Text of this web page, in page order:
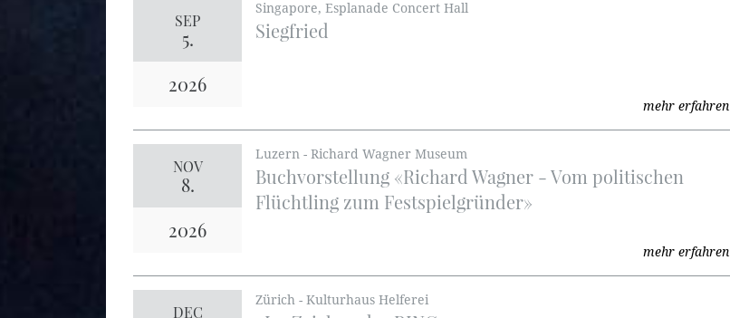
SEP
5.
2026
Singapore, Esplanade Concert Hall
Siegfried
mehr erfahren
NOV
8.
2026
Luzern - Richard Wagner Museum
Buchvorstellung «Richard Wagner - Vom politischen
Flüchtling zum Festspielgründer»
mehr erfahren
DEC
Zürich - Kulturhaus Helferei